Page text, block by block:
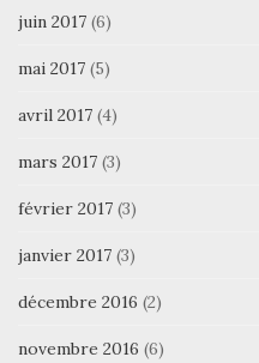
juin 2017 (6)
mai 2017 (5)
avril 2017 (4)
mars 2017 (3)
février 2017 (3)
janvier 2017 (3)
décembre 2016 (2)
novembre 2016 (6)